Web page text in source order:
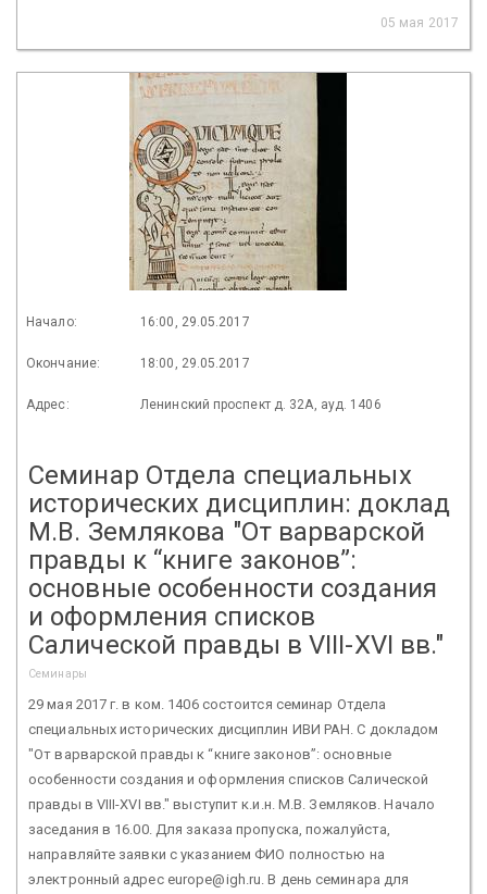
05 мая 2017
Начало: 16:00, 29.05.2017
Окончание: 18:00, 29.05.2017
Адрес: Ленинский проспект д. 32А, ауд. 1406
Семинар Отдела специальных
исторических дисциплин: доклад
М.В. Землякова "От варварской
правды к “книге законов”:
основные особенности создания
и оформления списков
Салической правды в VIII-XVI вв."
Семинары
29 мая 2017 г. в ком. 1406 состоится семинар Отдела
специальных исторических дисциплин ИВИ РАН. С докладом
"От варварской правды к “книге законов”: основные
особенности создания и оформления списков Салической
правды в VIII-XVI вв." выступит к.и.н. М.В. Земляков. Начало
заседания в 16.00. Для заказа пропуска, пожалуйста,
направляйте заявки с указанием ФИО полностью на
электронный адрес europe@igh.ru. В день семинара для